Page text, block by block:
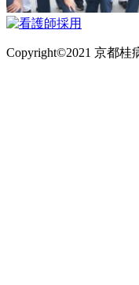
Copyright©2021 京都桂